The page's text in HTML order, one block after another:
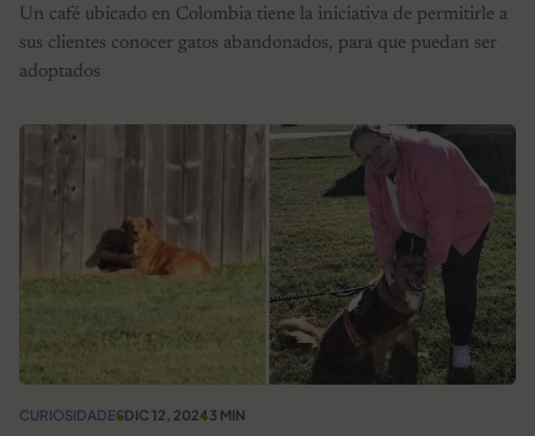
Un café ubicado en Colombia tiene la iniciativa de permitirle a
sus clientes conocer gatos abandonados, para que puedan ser
adoptados
CURIOSIDADESDIC 12, 20243 MIN